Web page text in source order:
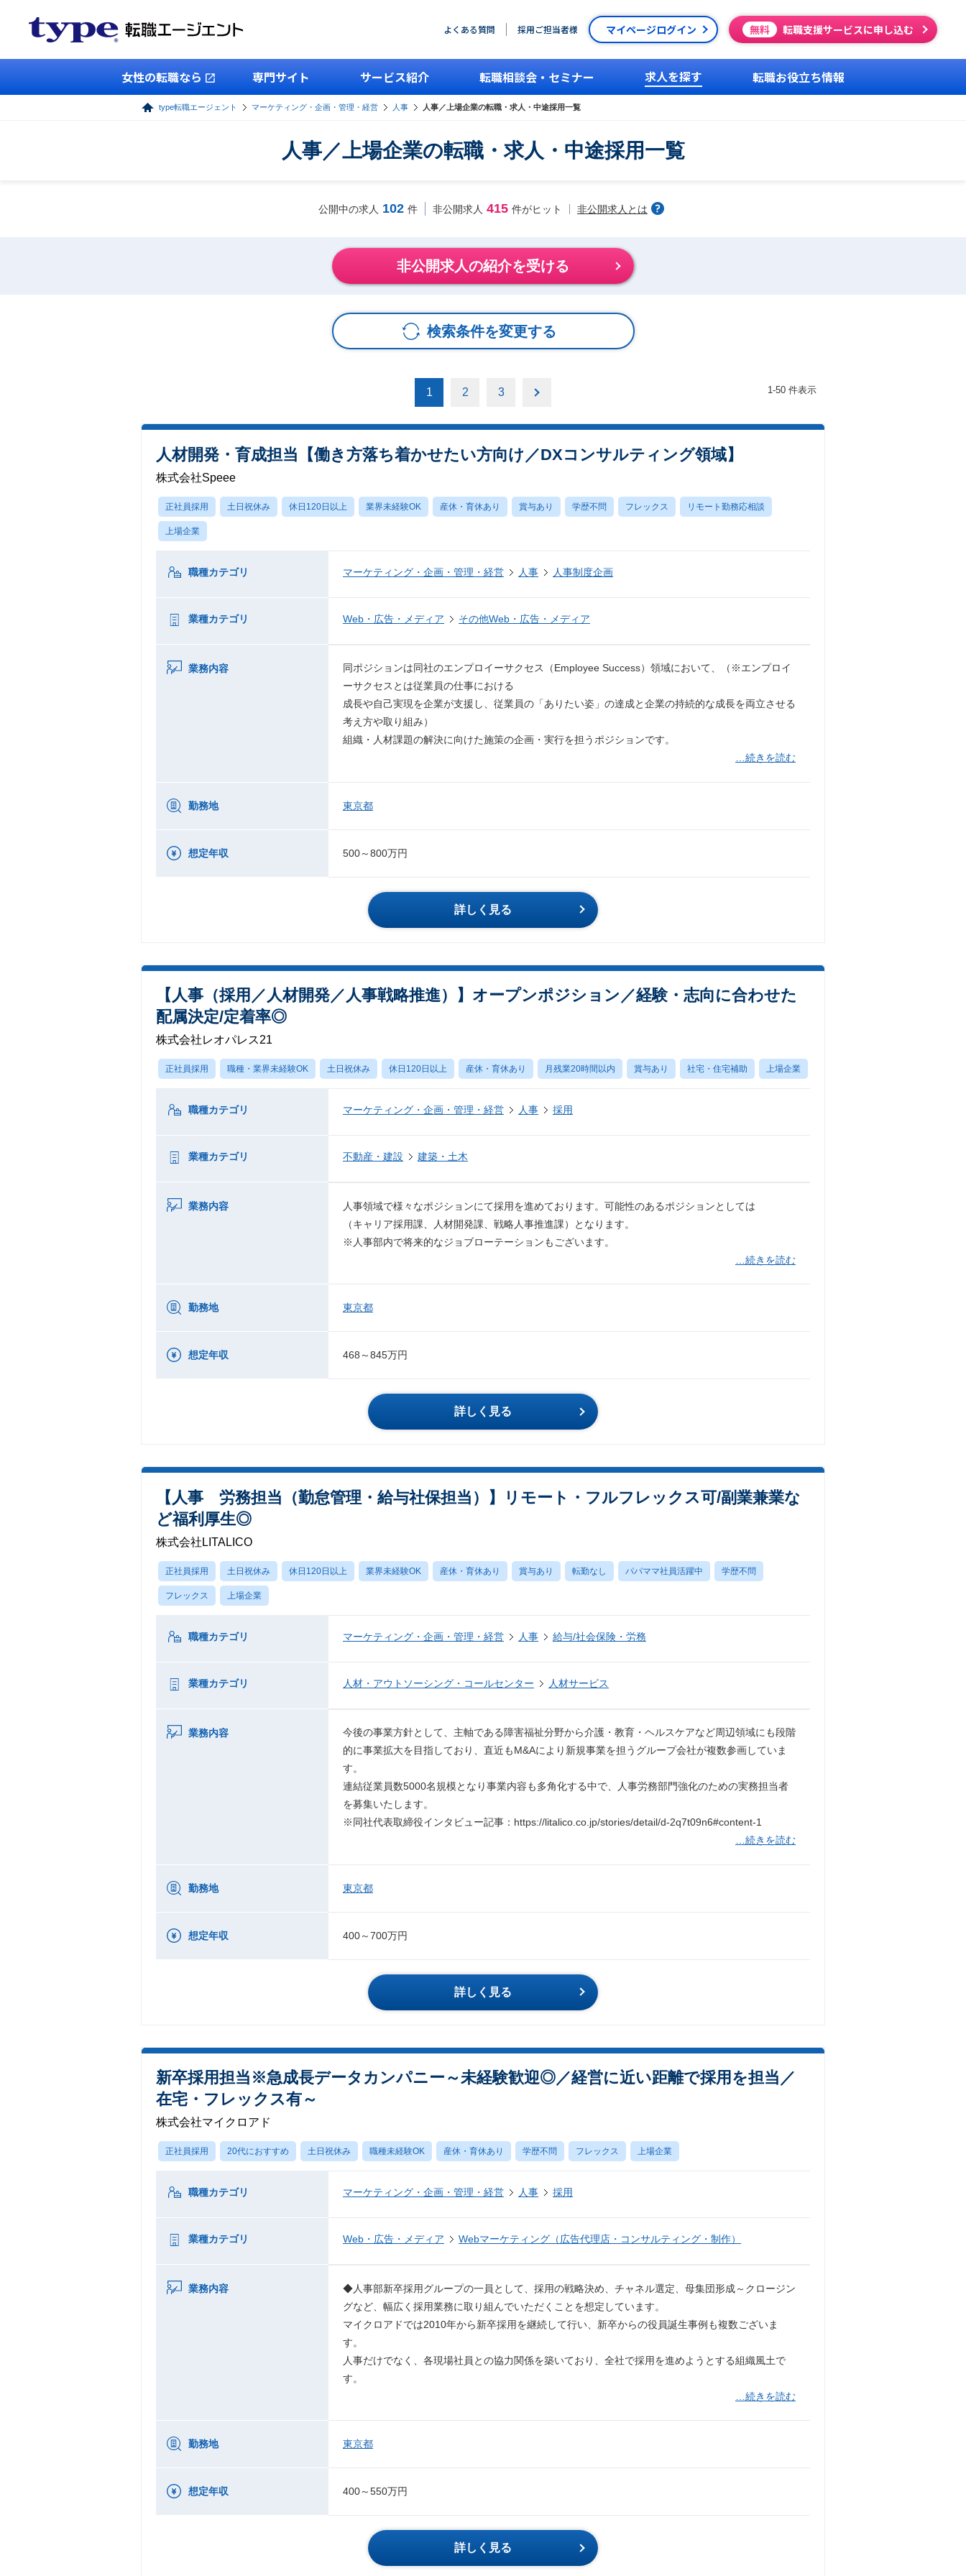
よくある質問 採用ご担当者様 マイページログイン 無料 転職支援サービスに申し込む
女性の転職なら 専門サイト サービス紹介 転職相談会・セミナー 求人を探す 転職お役立ち情報
type転職エージェント マーケティング・企画・管理・経営 人事 人事／上場企業の転職・求人・中途採用一覧
人事／上場企業の転職・求人・中途採用一覧
公開中の求人 102 件 非公開求人 415 件がヒット 非公開求人とは
非公開求人の紹介を受ける
検索条件を変更する
1 2 3 1-50 件表示
人材開発・育成担当【働き方落ち着かせたい方向け／DXコンサルティング領域】
株式会社Speee
正社員採用 土日祝休み 休日120日以上 業界未経験OK 産休・育休あり 賞与あり 学歴不問 フレックス リモート勤務応相談
上場企業
職種カテゴリ マーケティング・企画・管理・経営 人事 人事制度企画
業種カテゴリ Web・広告・メディア その他Web・広告・メディア
業務内容
同ポジションは同社のエンプロイーサクセス（Employee Success）領域において、（※エンプロイ
ーサクセスとは従業員の仕事における
成長や自己実現を企業が支援し、従業員の「ありたい姿」の達成と企業の持続的な成長を両立させる
考え方や取り組み）
組織・人材課題の解決に向けた施策の企画・実行を担うポジションです。
…続きを読む
勤務地 東京都
想定年収 500～800万円
詳しく見る
【人事（採用／人材開発／人事戦略推進）】オープンポジション／経験・志向に合わせた
配属決定/定着率◎
株式会社レオパレス21
正社員採用 職種・業界未経験OK 土日祝休み 休日120日以上 産休・育休あり 月残業20時間以内 賞与あり 社宅・住宅補助 上場企業
職種カテゴリ マーケティング・企画・管理・経営 人事 採用
業種カテゴリ 不動産・建設 建築・土木
業務内容
人事領域で様々なポジションにて採用を進めております。可能性のあるポジションとしては
（キャリア採用課、人材開発課、戦略人事推進課）となります。
※人事部内で将来的なジョブローテーションもございます。
…続きを読む
勤務地 東京都
想定年収 468～845万円
詳しく見る
【人事 労務担当（勤怠管理・給与社保担当）】リモート・フルフレックス可/副業兼業な
ど福利厚生◎
株式会社LITALICO
正社員採用 土日祝休み 休日120日以上 業界未経験OK 産休・育休あり 賞与あり 転勤なし パパママ社員活躍中 学歴不問
フレックス 上場企業
職種カテゴリ マーケティング・企画・管理・経営 人事 給与/社会保険・労務
業種カテゴリ 人材・アウトソーシング・コールセンター 人材サービス
業務内容
今後の事業方針として、主軸である障害福祉分野から介護・教育・ヘルスケアなど周辺領域にも段階
的に事業拡大を目指しており、直近もM&Aにより新規事業を担うグループ会社が複数参画していま
す。
連結従業員数5000名規模となり事業内容も多角化する中で、人事労務部門強化のための実務担当者
を募集いたします。
※同社代表取締役インタビュー記事：https://litalico.co.jp/stories/detail/d-2q7t09n6#content-1
…続きを読む
勤務地 東京都
想定年収 400～700万円
詳しく見る
新卒採用担当※急成長データカンパニー～未経験歓迎◎／経営に近い距離で採用を担当／
在宅・フレックス有～
株式会社マイクロアド
正社員採用 20代におすすめ 土日祝休み 職種未経験OK 産休・育休あり 学歴不問 フレックス 上場企業
職種カテゴリ マーケティング・企画・管理・経営 人事 採用
業種カテゴリ Web・広告・メディア Webマーケティング（広告代理店・コンサルティング・制作）
業務内容
◆人事部新卒採用グループの一員として、採用の戦略決め、チャネル選定、母集団形成～クロージン
グなど、幅広く採用業務に取り組んでいただくことを想定しています。
マイクロアドでは2010年から新卒採用を継続して行い、新卒からの役員誕生事例も複数ございま
す。
人事だけでなく、各現場社員との協力関係を築いており、全社で採用を進めようとする組織風土で
す。
…続きを読む
勤務地 東京都
想定年収 400～550万円
詳しく見る